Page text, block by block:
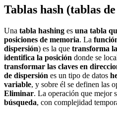
Tablas hash (tablas
Una tabla hashing es una tabla
posiciones de memoria. La
dispersión) es la que transforma
identifica la posición donde se
transformar las claves en
de dispersión es un tipo de datos
variable, y sobre él se definen las
Eliminar. La operación que mejor
búsqueda, con complejidad